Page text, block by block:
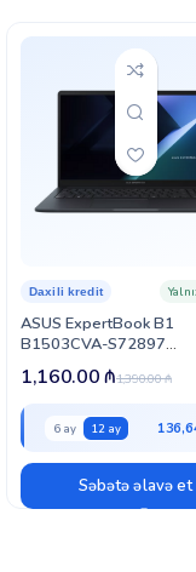
ASUS ExpertBook B1
B1503CVA-S72897
(90NX0801-M036E0)
Daxili kredit
1,390.00₼
1,160.00₼
6 ay 12 ay
Səbətə əlavə et